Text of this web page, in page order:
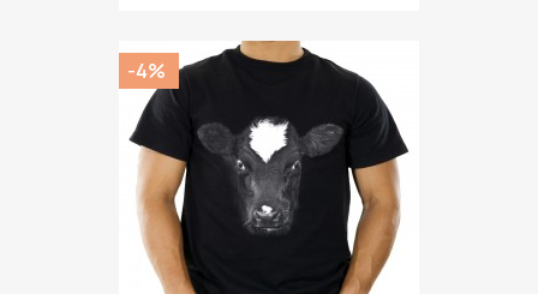
-4%